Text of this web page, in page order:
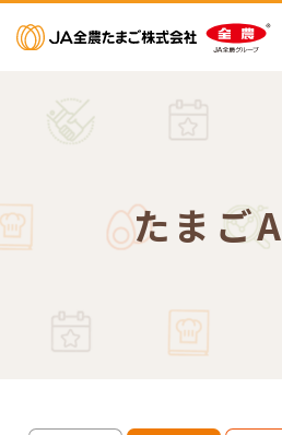
メニューを開く
たまご